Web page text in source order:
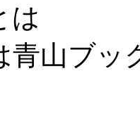
は
青山ブッ